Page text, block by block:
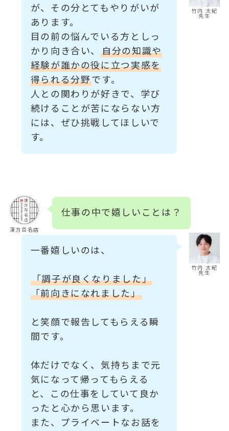
竹内 太紀
先生
が、その分とてもやりがいが
あります。
目の前の悩んでいる方としっ
かり向き合い、自分の知識や
経験が誰かの役に立つ実感を
得られる分野です。
人との関わりが好きで、学び
続けることが苦にならない方
には、ぜひ挑戦してほしいで
す。
漢方百名店
仕事の中で嬉しいことは？
竹内 太紀
先生
一番嬉しいのは、
「調子が良くなりました」
「前向きになれました」
と笑顔で報告してもらえる瞬
間です。
体だけでなく、気持ちまで元
気になって帰ってもらえる
と、この仕事をしていて良か
ったと心から思います。
また、プライベートなお話を